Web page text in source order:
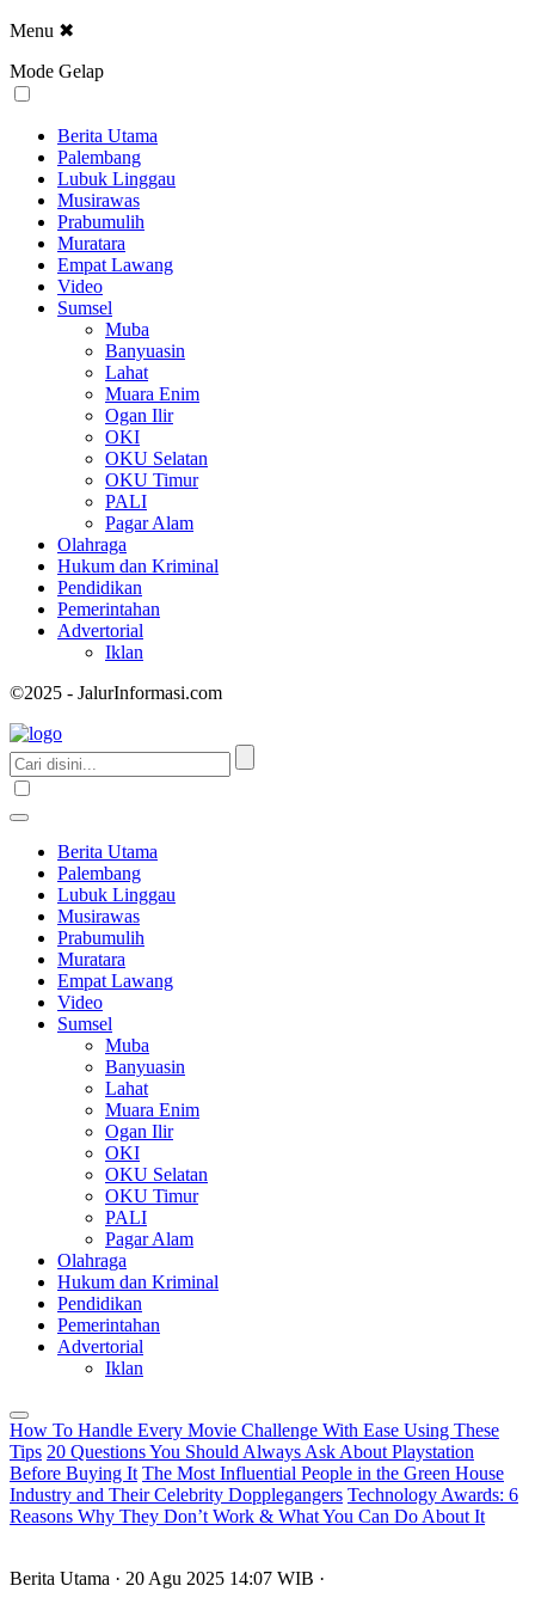
Menu ✖
Mode Gelap
Berita Utama
Palembang
Lubuk Linggau
Musirawas
Prabumulih
Muratara
Empat Lawang
Video
Sumsel
Muba
Banyuasin
Lahat
Muara Enim
Ogan Ilir
OKI
OKU Selatan
OKU Timur
PALI
Pagar Alam
Olahraga
Hukum dan Kriminal
Pendidikan
Pemerintahan
Advertorial
Iklan
©2025 - JalurInformasi.com
Berita Utama
Palembang
Lubuk Linggau
Musirawas
Prabumulih
Muratara
Empat Lawang
Video
Sumsel
Muba
Banyuasin
Lahat
Muara Enim
Ogan Ilir
OKI
OKU Selatan
OKU Timur
PALI
Pagar Alam
Olahraga
Hukum dan Kriminal
Pendidikan
Pemerintahan
Advertorial
Iklan
How To Handle Every Movie Challenge With Ease Using These
Tips 20 Questions You Should Always Ask About Playstation
Before Buying It The Most Influential People in the Green House
Industry and Their Celebrity Dopplegangers Technology Awards: 6
Reasons Why They Don’t Work & What You Can Do About It
Berita Utama · 20 Agu 2025 14:07 WIB ·